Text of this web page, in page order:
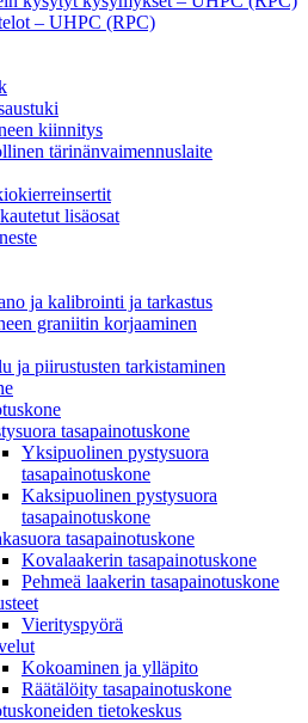
– UHPC (RPC)
kiinnitys
tärinänvaimennuslaite
lisäosat
ja kalibrointi ja tarkastus
graniitin korjaaminen
ja piirustusten tarkistaminen
tasapainotuskone
Yksipuolinen pystysuora
tasapainotuskone
Kaksipuolinen pystysuora
tasapainotuskone
tasapainotuskone
Kovalaakerin tasapainotuskone
Pehmeä laakerin tasapainotuskone
Vierityspyörä
Kokoaminen ja ylläpito
Räätälöity tasapainotuskone
tietokeskus